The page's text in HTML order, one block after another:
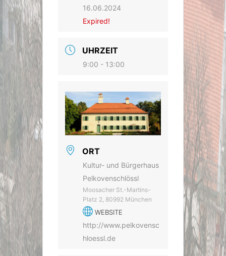
16.06.2024
Expired!
UHRZEIT
9:00 - 13:00
ORT
Kultur- und Bürgerhaus
Pelkovenschlössl
Moosacher St.-Martins-
Platz 2, 80992 München
WEBSITE
http://www.pelkovensc
hloessl.de